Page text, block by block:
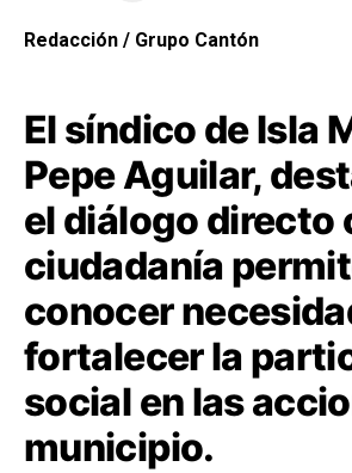
Redacción / Grupo Cantón
El síndico de Isla
Pepe Aguilar,
el diálogo directo
ciudadanía
conocer
fortalecer la
social en las
municipio.